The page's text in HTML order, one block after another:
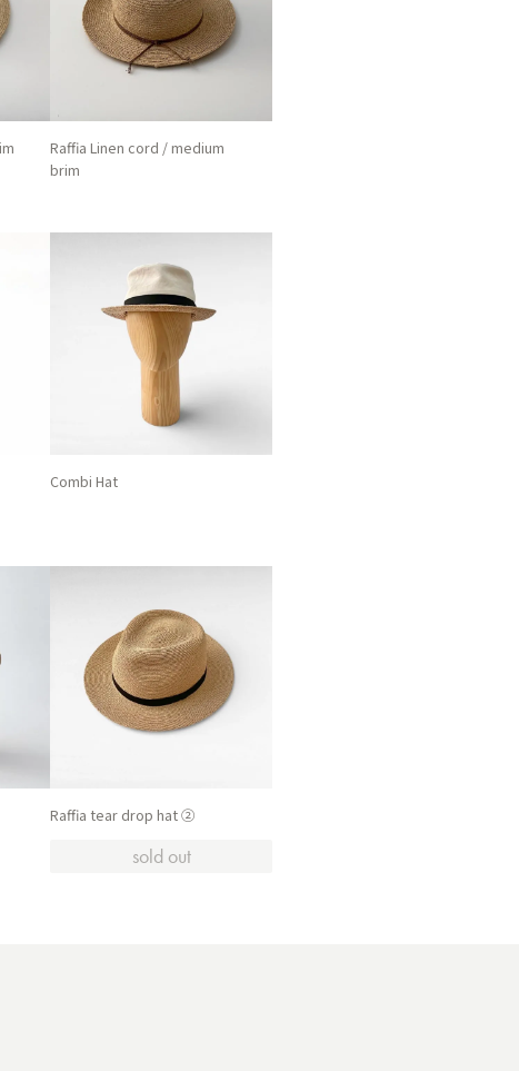
Raffia Linen cord / medium
brim
Combi Hat
Raffia tear drop hat ②
sold out